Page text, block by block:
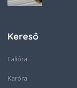
Kereső
Falióra
Karóra